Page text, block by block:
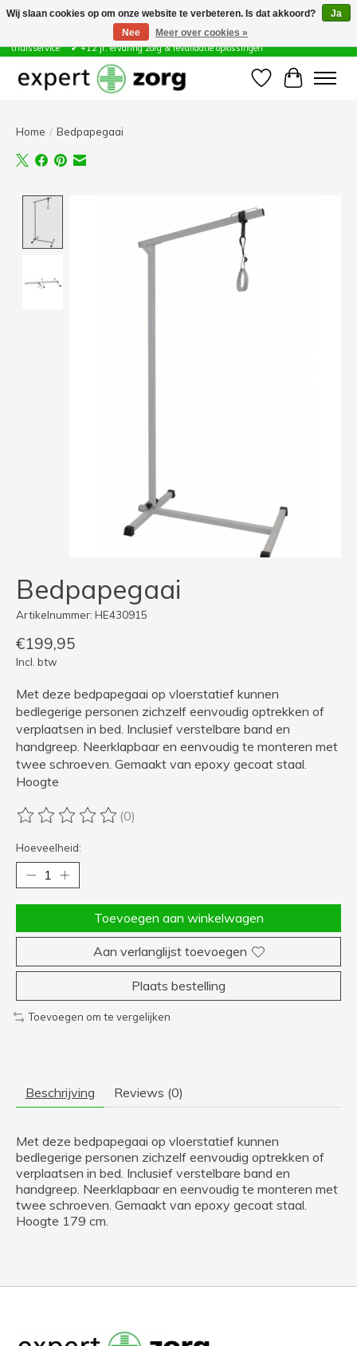
Zorg & Revalidatie Hulpmiddelen ✔ Eigen technische dienst &
thuisservice* ✔ +12 jr. ervaring zorg & revalidatie oplossingen
Verlanglijst
Home / Bedpapegaai
Bedpapegaai
Artikelnummer: HE430915
€199,95
Incl. btw
Met deze bedpapegaai op vloerstatief kunnen
bedlegerige personen zichzelf eenvoudig optrekken of
verplaatsen in bed. Inclusief verstelbare band en
handgreep. Neerklapbaar en eenvoudig te monteren met
twee schroeven. Gemaakt van epoxy gecoat staal.
Hoogte
De beoordeling van dit product is
(0)
Hoeveelheid:
Toevoegen aan winkelwagen
Aan verlanglijst toevoegen
Plaats bestelling
Toevoegen om te vergelijken
Beschrijving Reviews (0)
Met deze bedpapegaai op vloerstatief kunnen
bedlegerige personen zichzelf eenvoudig optrekken of
verplaatsen in bed. Inclusief verstelbare band en
handgreep. Neerklapbaar en eenvoudig te monteren met
twee schroeven. Gemaakt van epoxy gecoat staal.
Hoogte 179 cm.
Wij slaan cookies op om onze website te verbeteren. Is dat akkoord?
Ja
Nee
Meer over cookies »